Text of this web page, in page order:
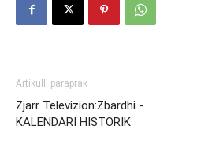
Artikulli paraprak
Zjarr Televizion:Zbardhi -
KALENDARI HISTORIK